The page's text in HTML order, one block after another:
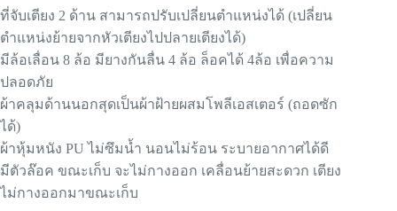
ที่จับเตียง 2 ด้าน สามารถปรับเปลี่ยนตำแหน่งได้ (เปลี่ยน
ตำแหน่งย้ายจากหัวเตียงไปปลายเตียงได้)
มีล้อเลื่อน 8 ล้อ มียางกันลื่น 4 ล้อ ล็อคได้ 4ล้อ เพื่อความ
ปลอดภัย
ผ้าคลุมด้านนอกสุดเป็นผ้าฝ้ายผสมโพลีเอสเตอร์ (ถอดซัก
ได้)
ผ้าหุ้มหนัง PU ไม่ซึมน้ำ นอนไม่ร้อน ระบายอากาศได้ดี
มีตัวล๊อค ขณะเก็บ จะไม่กางออก เคลื่อนย้ายสะดวก เตียง
ไม่กางออกมาขณะเก็บ